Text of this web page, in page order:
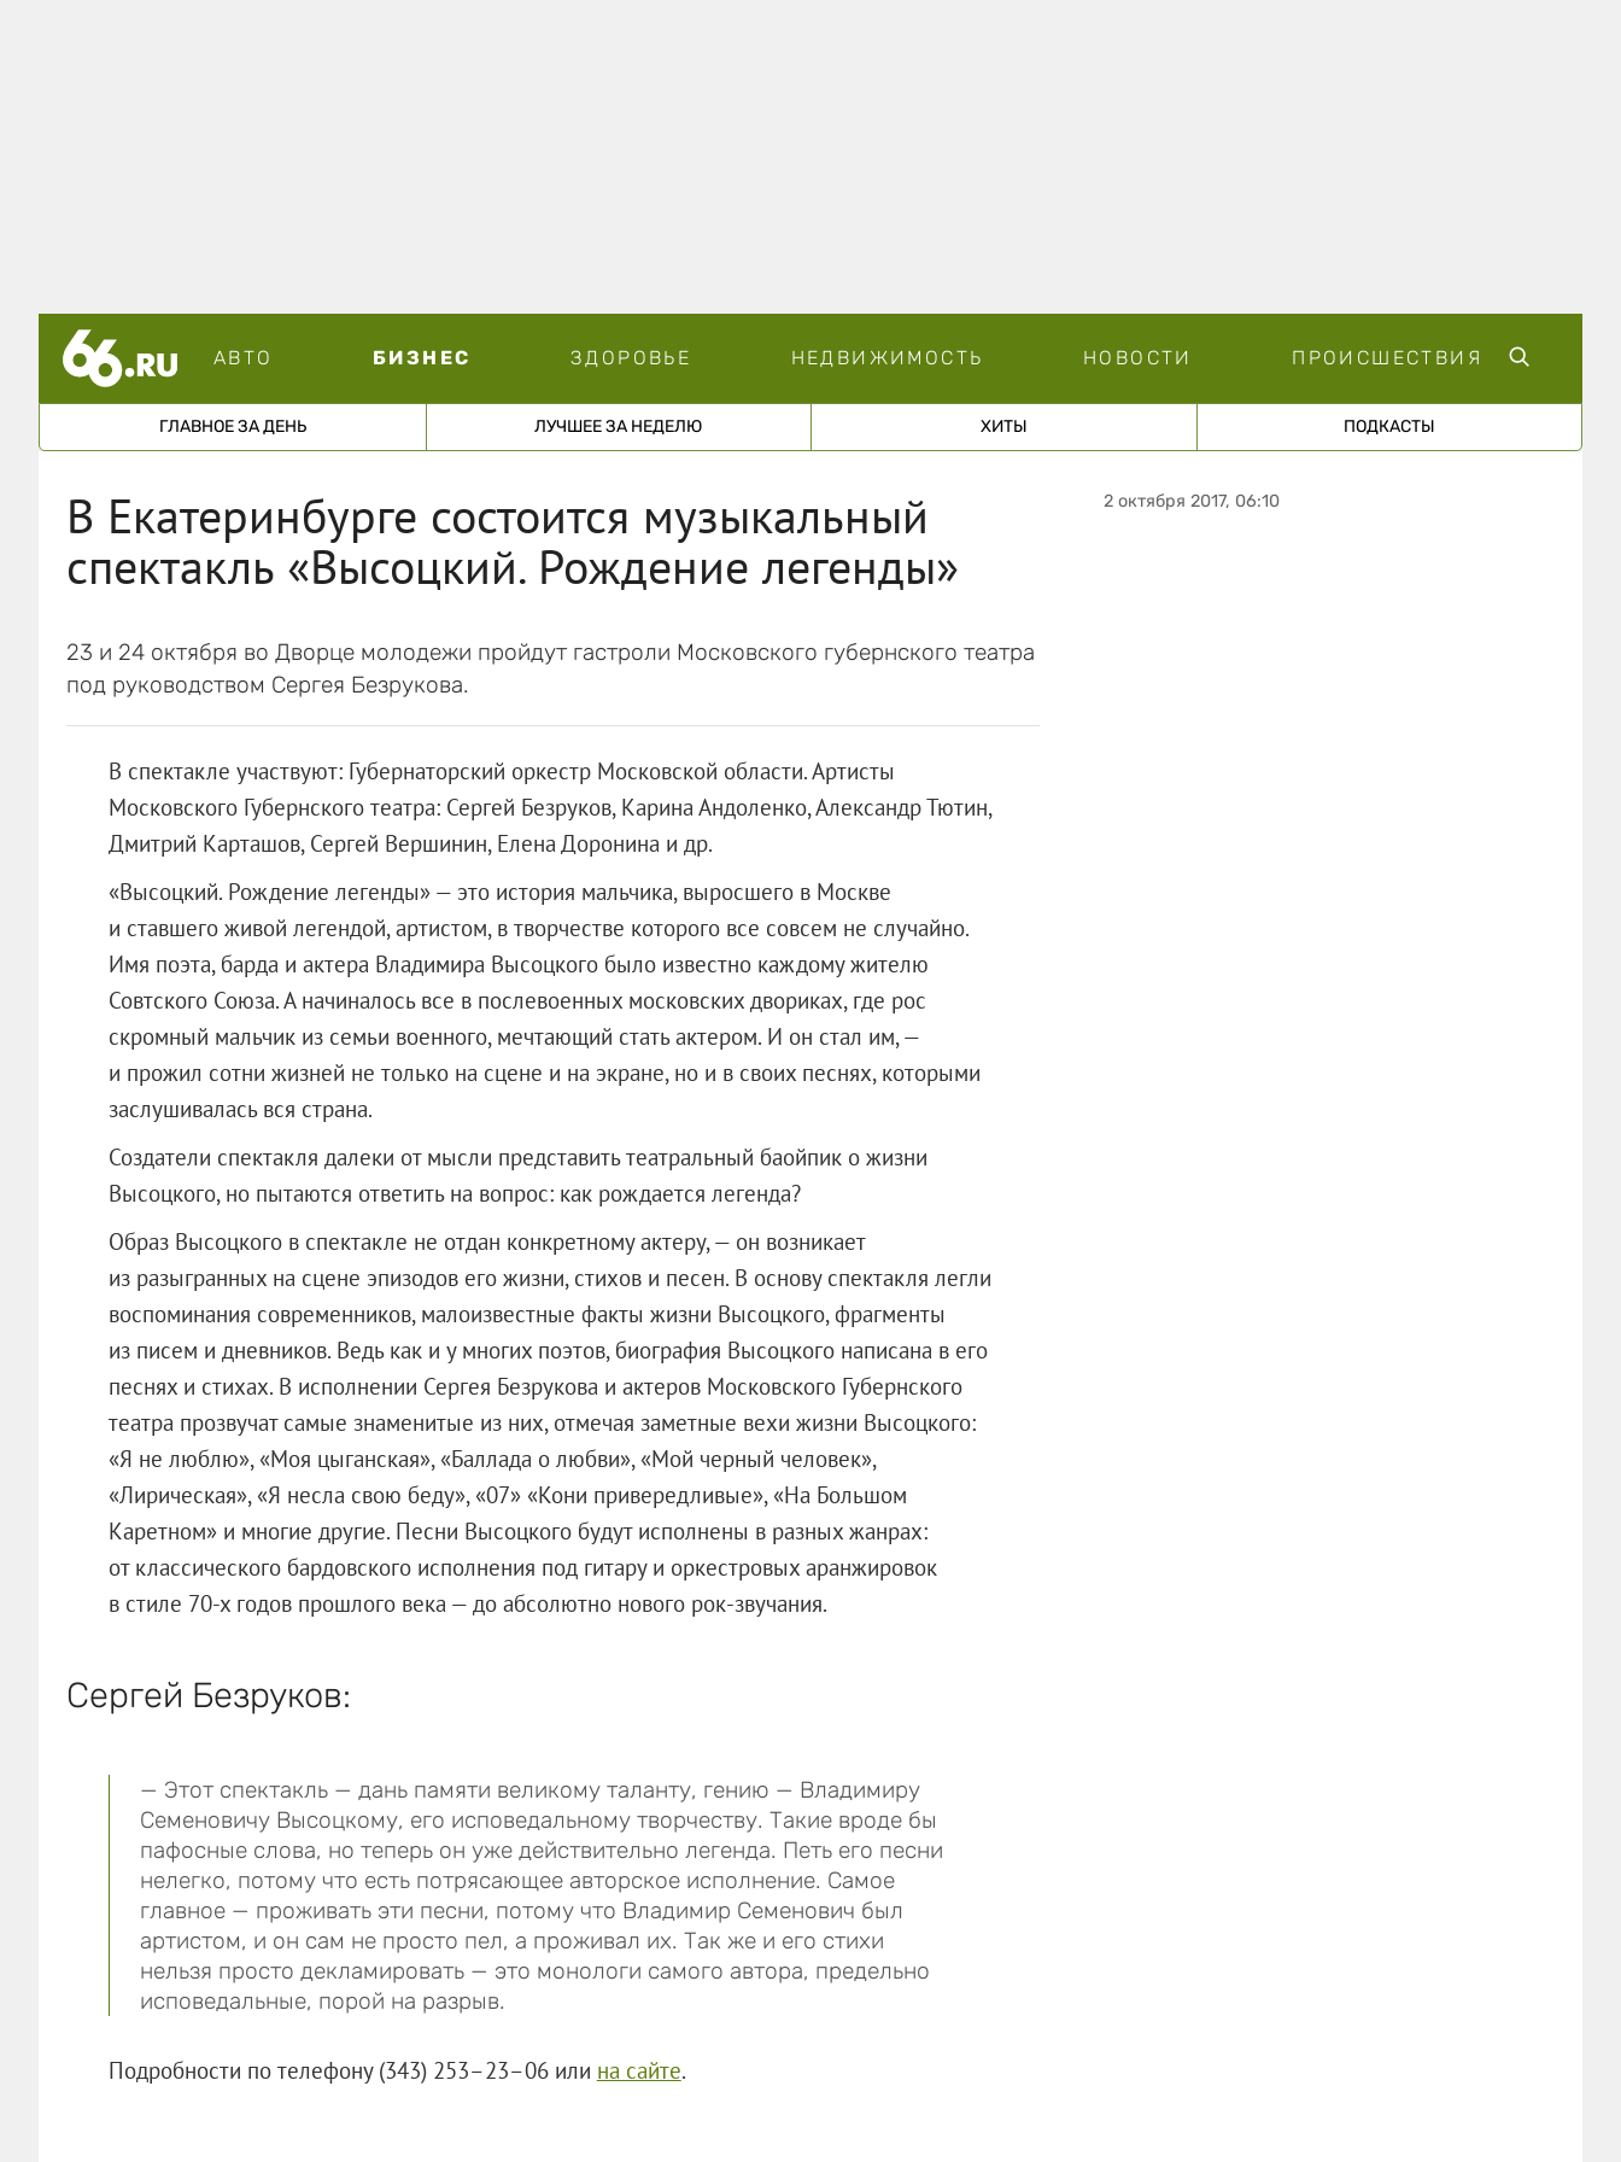
АВТО БИЗНЕС ЗДОРОВЬЕ НЕДВИЖИМОСТЬ НОВОСТИ ПРОИСШЕСТВИЯ
ГЛАВНОЕ ЗА ДЕНЬ ЛУЧШЕЕ ЗА НЕДЕЛЮ ХИТЫ ПОДКАСТЫ
В Екатеринбурге состоится музыкальный
спектакль «Высоцкий. Рождение легенды»
23 и 24 октября во Дворце молодежи пройдут гастроли Московского губернского театра
под руководством Сергея Безрукова.
В спектакле участвуют: Губернаторский оркестр Московской области. Артисты
Московского Губернского театра: Сергей Безруков, Карина Андоленко, Александр Тютин,
Дмитрий Карташов, Сергей Вершинин, Елена Доронина и др.
«Высоцкий. Рождение легенды» — это история мальчика, выросшего в Москве
и ставшего живой легендой, артистом, в творчестве которого все совсем не случайно.
Имя поэта, барда и актера Владимира Высоцкого было известно каждому жителю
Совтского Союза. А начиналось все в послевоенных московских двориках, где рос
скромный мальчик из семьи военного, мечтающий стать актером. И он стал им, —
и прожил сотни жизней не только на сцене и на экране, но и в своих песнях, которыми
заслушивалась вся страна.
Создатели спектакля далеки от мысли представить театральный баойпик о жизни
Высоцкого, но пытаются ответить на вопрос: как рождается легенда?
Образ Высоцкого в спектакле не отдан конкретному актеру, — он возникает
из разыгранных на сцене эпизодов его жизни, стихов и песен. В основу спектакля легли
воспоминания современников, малоизвестные факты жизни Высоцкого, фрагменты
из писем и дневников. Ведь как и у многих поэтов, биография Высоцкого написана в его
песнях и стихах. В исполнении Сергея Безрукова и актеров Московского Губернского
театра прозвучат самые знаменитые из них, отмечая заметные вехи жизни Высоцкого:
«Я не люблю», «Моя цыганская», «Баллада о любви», «Мой черный человек»,
«Лирическая», «Я несла свою беду», «07» «Кони привередливые», «На Большом
Каретном» и многие другие. Песни Высоцкого будут исполнены в разных жанрах:
от классического бардовского исполнения под гитару и оркестровых аранжировок
в стиле 70-х годов прошлого века — до абсолютно нового рок-звучания.
Сергей Безруков:
— Этот спектакль — дань памяти великому таланту, гению — Владимиру
Семеновичу Высоцкому, его исповедальному творчеству. Такие вроде бы
пафосные слова, но теперь он уже действительно легенда. Петь его песни
нелегко, потому что есть потрясающее авторское исполнение. Самое
главное — проживать эти песни, потому что Владимир Семенович был
артистом, и он сам не просто пел, а проживал их. Так же и его стихи
нельзя просто декламировать — это монологи самого автора, предельно
исповедальные, порой на разрыв.
Подробности по телефону (343) 253–23–06 или на сайте.
2 октября 2017, 06:10